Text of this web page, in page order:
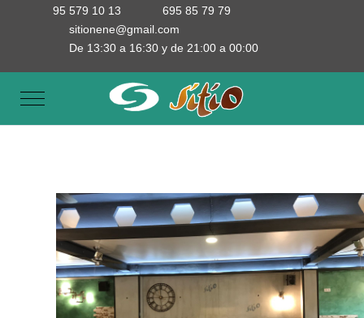
95 579 10 13
695 85 79 79
sitionene@gmail.com
De 13:30 a 16:30 y de 21:00 a 00:00
Mobile Menu Toggle